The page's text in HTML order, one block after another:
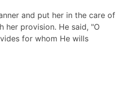
and put her in the care of
her provision. He said, "O
for whom He wills